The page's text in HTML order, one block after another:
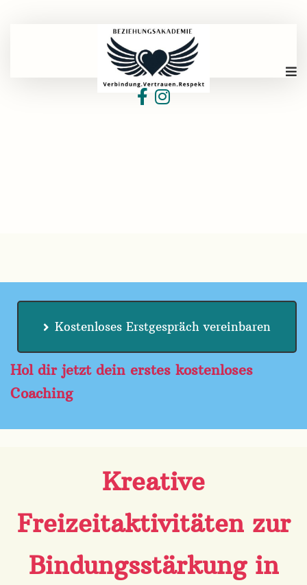
Kostenloses Erstgespräch vereinbaren
Hol dir jetzt dein erstes kostenloses
Coaching
Kreative
Freizeitaktivitäten zur
Bindungsstärkung in